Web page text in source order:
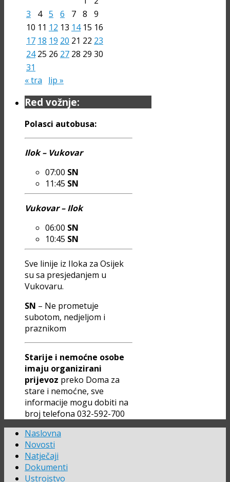
3
4 5 6 7 8
9
10 11 12 13 14 15 16
17 18 19 20 21 22 23
24 25 26 27 28 29 30
31
« tra
lip »
Red vožnje:
Polasci autobusa:
Ilok – Vukovar
07:00 SN
11:45 SN
Vukovar – Ilok
06:00 SN
10:45 SN
Sve linije iz Iloka za Osijek
su sa presjedanjem u
Vukovaru.
SN – Ne prometuje
subotom, nedjeljom i
praznikom
Starije i nemoćne osobe
imaju organizirani
prijevoz preko Doma za
stare i nemoćne, sve
informacije mogu dobiti na
broj telefona 032-592-700
Naslovna
Novosti
Natječaji
Dokumenti
Ustrojstvo